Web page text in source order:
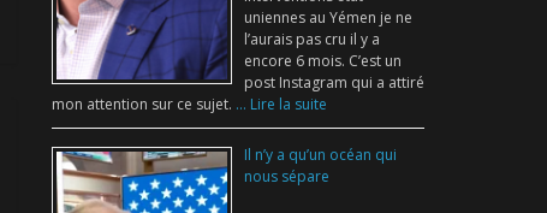
uniennes au Yémen je ne
l’aurais pas cru il y a
encore 6 mois. C’est un
post Instagram qui a attiré
mon attention sur ce sujet. ... Lire la suite
Il n’y a qu’un océan qui
nous sépare